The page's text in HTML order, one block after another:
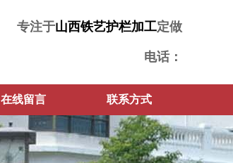
专注于山西铁艺护栏加工定做
电话：
在线留言 联系方式